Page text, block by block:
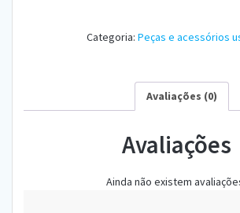
Categoria: Peças e acessórios
Avaliações (0)
Avaliações
Ainda não existem